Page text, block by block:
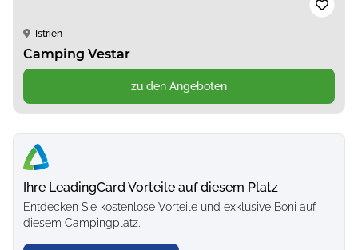
Istrien
Camping Vestar
zu den Angeboten
Ihre LeadingCard Vorteile auf diesem Platz
Entdecken Sie kostenlose Vorteile und exklusive Boni auf
diesem Campingplatz.